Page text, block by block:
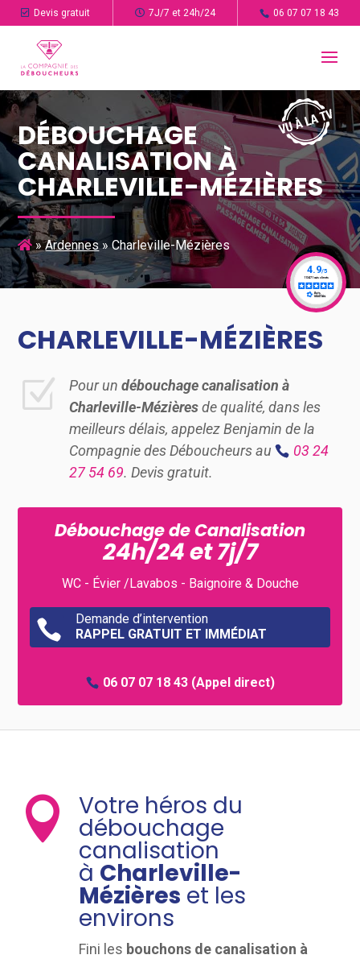
Devis gratuit 7J/7 et 24h/24 06 07 07 18 43
DÉBOUCHAGE
CANALISATION À
CHARLEVILLE-MÉZIÈRES
»Ardennes»Charleville-Mézières
CHARLEVILLE-MÉZIÈRES
Z Pour un débouchage canalisation à
Charleville-Mézières de qualité, dans les
meilleurs délais, appelez Benjamin de la
Compagnie des Déboucheurs au
03 24
27 54 69. Devis gratuit.
Débouchage de Canalisation
24h/24 et 7j/7
WC - Évier /Lavabos - Baignoire & Douche

Demande d’intervention
RAPPEL GRATUIT ET IMMÉDIAT
06 07 07 18 43(Appel direct)
 Votre héros du
débouchage
canalisation
à Charleville-
Mézières et les
environs
Fini les bouchons de canalisation à